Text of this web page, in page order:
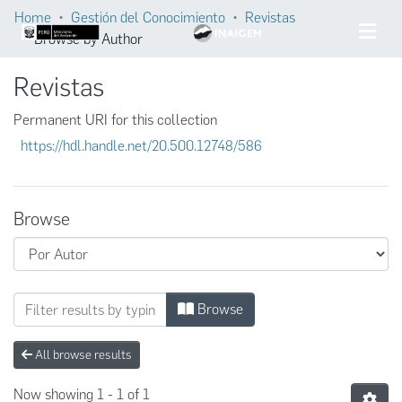
Home Gestión del Conocimiento
Revistas
Browse by Author
Revistas
Permanent URI for this collection
https://hdl.handle.net/20.500.12748/586
Browse
Browsing Revistas by Author "Mateusz
Browse
All browse results
Now showing 1 - 1 of 1